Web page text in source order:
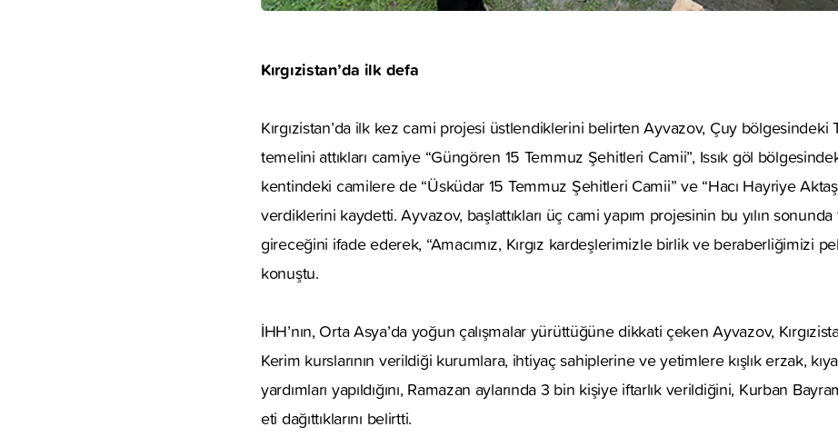
Kırgızistan’da ilk defa
Kırgızistan’da ilk kez cami projesi üstlendiklerini belirten Ayvazov, Çuy bölgesindeki
temelini attıkları camiye “Güngören 15 Temmuz Şehitleri Camii”, Issık göl
kentindeki camilere de “Üsküdar 15 Temmuz Şehitleri Camii” ve “Hacı Hayriye Aktaş
verdiklerini kaydetti. Ayvazov, başlattıkları üç cami yapım projesinin bu yılın
gireceğini ifade ederek, “Amacımız, Kırgız kardeşlerimizle birlik ve beraberliğimizi
konuştu.
İHH’nın, Orta Asya’da yoğun çalışmalar yürüttüğüne dikkati çeken Ayvazov,
Kerim kurslarının verildiği kurumlara, ihtiyaç sahiplerine ve yetimlere kışlık erzak,
yardımları yapıldığını, Ramazan aylarında 3 bin kişiye iftarlık verildiğini, Kurban
eti dağıttıklarını belirtti.